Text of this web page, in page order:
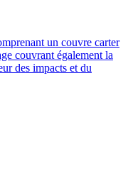
un couvre carter
couvrant également la
des impacts et du